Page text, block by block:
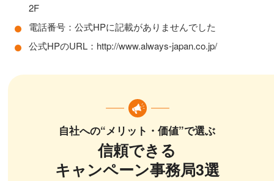
2F
電話番号：公式HPに記載がありませんでした
公式HPのURL：http://www.always-japan.co.jp/
自社への“メリット・価値”で選ぶ
信頼できる
キャンペーン事務局3選